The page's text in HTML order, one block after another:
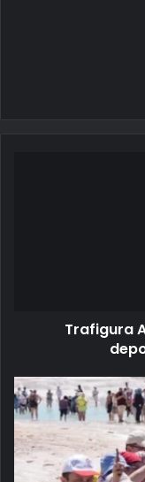
Trafigura